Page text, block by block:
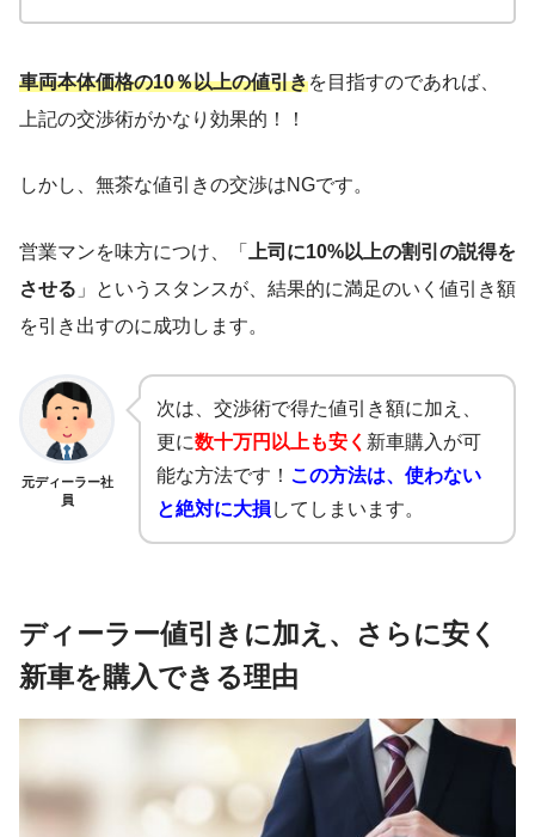
車両本体価格の10％以上の値引きを目指すのであれば、
上記の交渉術がかなり効果的！！
しかし、無茶な値引きの交渉はNGです。
営業マンを味方につけ、「 上司に10%以上の割引の説得を
させる 」というスタンスが、結果的に満足のいく値引き額
を引き出すのに成功します。
元ディーラー社
員
次は、交渉術で得た値引き額に加え、
更に数十万円以上も安く 新車購入が可
能な方法です！ この方法は、使わない
と絶対に大損 してしまいます。
ディーラー値引きに加え、さらに安く
新車を購入できる理由